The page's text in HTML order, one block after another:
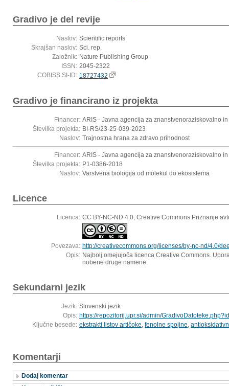
Gradivo je del revije
Naslov: Scientific reports
Skrajšan naslov: Sci. rep.
Založnik: Nature Publishing Group
ISSN: 2045-2322
COBISS.SI-ID: 18727432
Gradivo je financirano iz projekta
Financer: ARIS - Javna agencija za znanstvenoraziskovalno
Številka projekta: BI-RS/23-25-039-2023
Naslov: Trajnostna hrana za zdravo prihodnost
Financer: ARIS - Javna agencija za znanstvenoraziskovalno
Številka projekta: P1-0386-2018
Naslov: Varstvena biologija od molekul do ekosistema
Licence
Licenca: CC BY-NC-ND 4.0, Creative Commons Priznanje
Povezava: http://creativecommons.org/licenses/by-nc-nd/4.0/
Opis: Najbolj omejujoča licenca Creative Commons.
nobene druge namene.
Sekundarni jezik
Jezik: Slovenski jezik
Opis: https://repozitorij.upr.si/admin/
Ključne besede: ekstrakti listov artičoke, fenolne spojine,
Komentarji
Dodaj komentar